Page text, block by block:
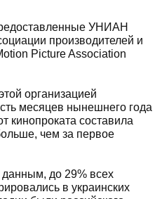
УНИАН
производителей и
Picture Association
организацией
месяцев нынешнего года
кинопроката составила
чем за первое
до 29% всех
в украинских